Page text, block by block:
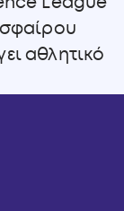
αθλητικό